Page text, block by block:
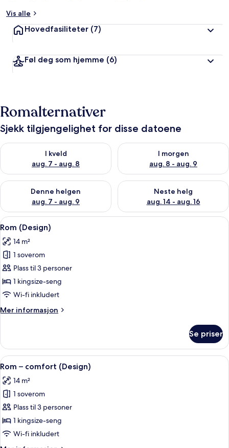
Vis alle
Hovedfasiliteter (7)
Føl deg som hjemme (6)
Romalternativer
Sjekk tilgjengelighet for disse datoene
I kveld
aug. 7 - aug. 8
Sjekk tilgjengelighet for i kveld, aug. 7 - aug. 8
I morgen
aug. 8 - aug. 9
Sjekk tilgjengelighet for i
Denne helgen
aug. 7 - aug. 9
Sjekk tilgjengelighet for denne helgen, aug. 7 - aug. 9
Neste helg
aug. 14 - aug. 16
Sjekk tilgjengelighet for neste
Åpne
alle
bildene
av
Rom
(Design)
Allergitestet sengetøy, skrivebord
13
Rom (Design)
14 m²
1 soverom
Plass til 3 personer
1 kingsize-seng
Wi-fi inkludert
Mer informasjon
Mer
(Design)
Se priser
Åpne
alle
bildene
av
Rom
–
comfort
Allergitestet sengetøy, skrivebord
14
Rom – comfort (Design)
14 m²
1 soverom
Plass til 3 personer
1 kingsize-seng
Wi-fi inkludert